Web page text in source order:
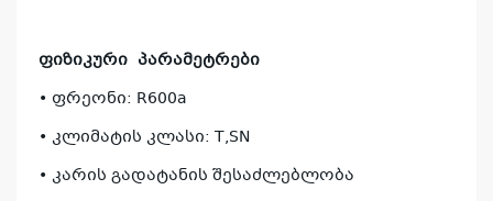
ფიზიკური პარამეტრები
• ფრეონი: R600a
• კლიმატის კლასი: T,SN
• კარის გადატანის შესაძლებლობა